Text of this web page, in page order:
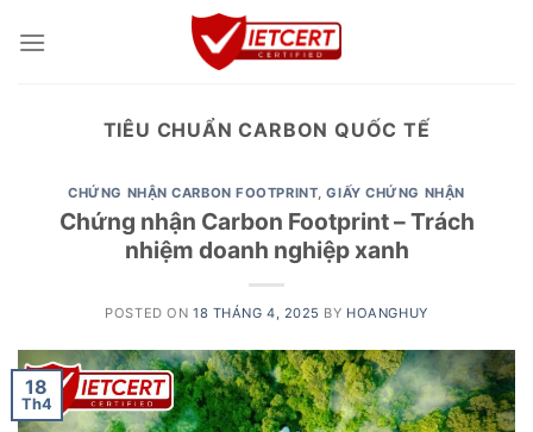
TIÊU CHUẨN CARBON QUỐC TẾ
CHỨNG NHẬN CARBON FOOTPRINT,GIẤY CHỨNG NHẬN
Chứng nhận Carbon Footprint – Trách
nhiệm doanh nghiệp xanh
POSTED ON 18 THÁNG 4, 2025 BY HOANGHUY
18
Th4